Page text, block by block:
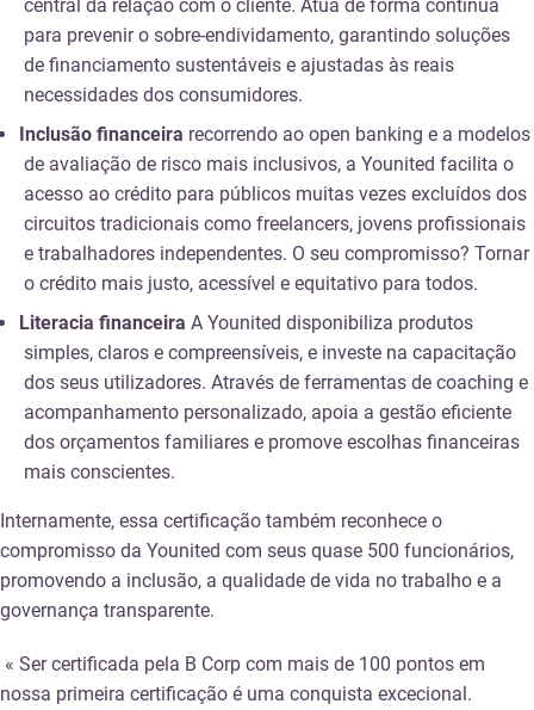
central da relação com o cliente. Atua de forma contínua
para prevenir o sobre-endividamento, garantindo soluções
de financiamento sustentáveis e ajustadas às reais
necessidades dos consumidores.
Inclusão financeira recorrendo ao open banking e a modelos
de avaliação de risco mais inclusivos, a Younited facilita o
acesso ao crédito para públicos muitas vezes excluídos dos
circuitos tradicionais como freelancers, jovens profissionais
e trabalhadores independentes. O seu compromisso? Tornar
o crédito mais justo, acessível e equitativo para todos.
Literacia financeira A Younited disponibiliza produtos
simples, claros e compreensíveis, e investe na capacitação
dos seus utilizadores. Através de ferramentas de coaching e
acompanhamento personalizado, apoia a gestão eficiente
dos orçamentos familiares e promove escolhas financeiras
mais conscientes.
Internamente, essa certificação também reconhece o
compromisso da Younited com seus quase 500 funcionários,
promovendo a inclusão, a qualidade de vida no trabalho e a
governança transparente.
« Ser certificada pela B Corp com mais de 100 pontos em
nossa primeira certificação é uma conquista excecional.